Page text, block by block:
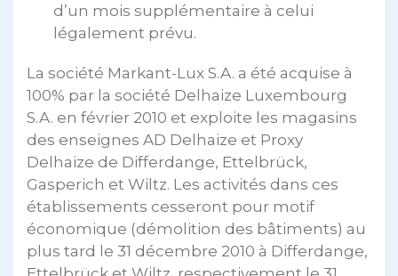
d’un mois supplémentaire à celui
légalement prévu.
La société Markant-Lux S.A. a été acquise à
100% par la société Delhaize Luxembourg
S.A. en février 2010 et exploite les magasins
des enseignes AD Delhaize et Proxy
Delhaize de Differdange, Ettelbrück,
Gasperich et Wiltz. Les activités dans ces
établissements cesseront pour motif
économique (démolition des bâtiments) au
plus tard le 31 décembre 2010 à Differdange,